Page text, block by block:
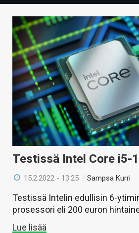
TECHBBS
TIETOA
HINTA.FI
KAUPPA
VAIHDA TEEMA
HAKU
Testissä Intel Core i5-
15.2.2022 - 13:25 /Sampsa Kurri
Testissä Intelin edullisin 6-
prosessori eli 200 euron
Lue lisää